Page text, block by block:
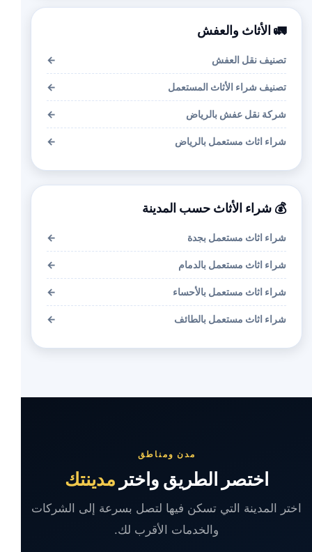
🚛 الأثاث والعفش
تصنيف نقل العفش ←
تصنيف شراء الأثاث المستعمل ←
شركة نقل عفش بالرياض ←
شراء اثاث مستعمل بالرياض ←
💰 شراء الأثاث حسب المدينة
شراء اثاث مستعمل بجدة ←
شراء اثاث مستعمل بالدمام ←
شراء اثاث مستعمل بالأحساء ←
شراء اثاث مستعمل بالطائف ←
مدن ومناطق
اختصر الطريق واختر مدينتك
اختر المدينة التي تسكن فيها لتصل بسرعة إلى الشركات
والخدمات الأقرب لك.